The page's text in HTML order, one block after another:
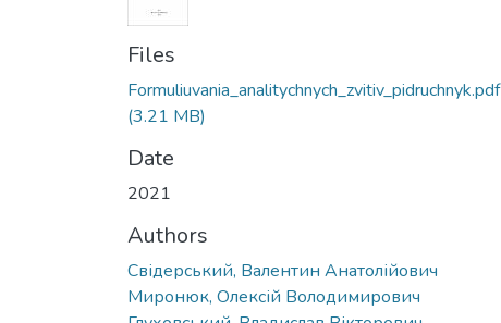
Files
Formuliuvania_analitychnych_zvitiv_pidruchnyk.pdf
(3.21 MB)
Date
2021
Authors
Свідерський, Валентин Анатолійович
Миронюк, Олексій Володимирович